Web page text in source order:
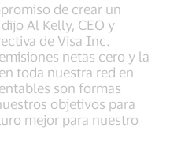
de crear un
Al Kelly, CEO y
de Visa Inc.
netas cero y la
toda nuestra red en
son formas
objetivos para
mejor para nuestro